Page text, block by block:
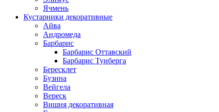
Ячмень
Кустарники декоративные
Айва
Андромеда
Барбарис
Барбарис Оттавский
Барбарис Тунберга
Бересклет
Бузина
Вейгела
Вереск
Вишня декоративная